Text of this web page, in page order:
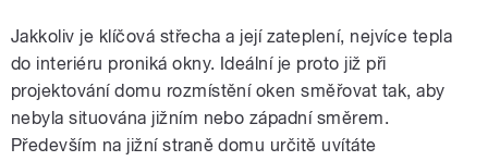
Jakkoliv je klíčová střecha a její zateplení, nejvíce tepla
do interiéru proniká okny. Ideální je proto již při
projektování domu rozmístění oken směřovat tak, aby
nebyla situována jižním nebo západní směrem.
Především na jižní straně domu určitě uvítáte